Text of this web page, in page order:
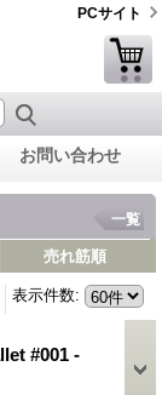
PCサイト
お問い合わせ
一覧
売れ筋順
表示件数:
#001 -